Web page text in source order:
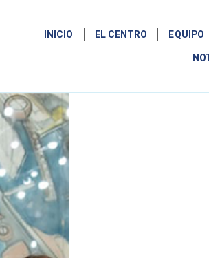
INICIO EL CENTRO EQUIPO